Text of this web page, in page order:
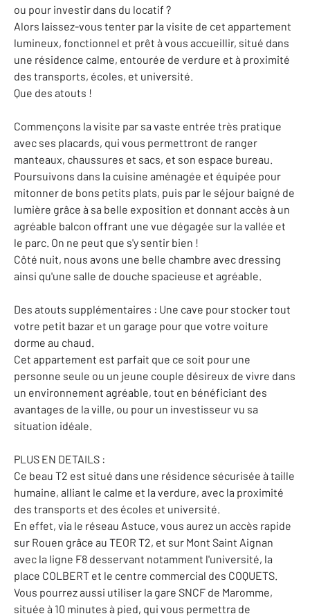
ou pour investir dans du locatif ?
Alors laissez-vous tenter par la visite de cet appartement
lumineux, fonctionnel et prêt à vous accueillir, situé dans
une résidence calme, entourée de verdure et à proximité
des transports, écoles, et université.
Que des atouts !
Commençons la visite par sa vaste entrée très pratique
avec ses placards, qui vous permettront de ranger
manteaux, chaussures et sacs, et son espace bureau.
Poursuivons dans la cuisine aménagée et équipée pour
mitonner de bons petits plats, puis par le séjour baigné de
lumière grâce à sa belle exposition et donnant accès à un
agréable balcon offrant une vue dégagée sur la vallée et
le parc. On ne peut que s'y sentir bien !
Côté nuit, nous avons une belle chambre avec dressing
ainsi qu'une salle de douche spacieuse et agréable.
Des atouts supplémentaires : Une cave pour stocker tout
votre petit bazar et un garage pour que votre voiture
dorme au chaud.
Cet appartement est parfait que ce soit pour une
personne seule ou un jeune couple désireux de vivre dans
un environnement agréable, tout en bénéficiant des
avantages de la ville, ou pour un investisseur vu sa
situation idéale.
PLUS EN DETAILS :
Ce beau T2 est situé dans une résidence sécurisée à taille
humaine, alliant le calme et la verdure, avec la proximité
des transports et des écoles et université.
En effet, via le réseau Astuce, vous aurez un accès rapide
sur Rouen grâce au TEOR T2, et sur Mont Saint Aignan
avec la ligne F8 desservant notamment l'université, la
place COLBERT et le centre commercial des COQUETS.
Vous pourrez aussi utiliser la gare SNCF de Maromme,
située à 10 minutes à pied, qui vous permettra de